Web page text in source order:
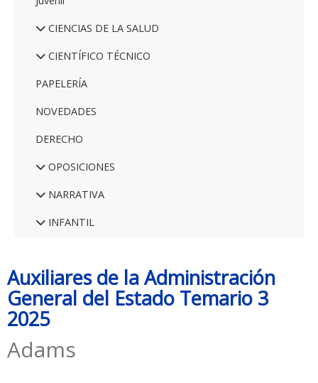
CIENCIAS DE LA SALUD
CIENTÍFICO TÉCNICO
PAPELERÍA
NOVEDADES
DERECHO
OPOSICIONES
NARRATIVA
INFANTIL
Auxiliares de la Administración
General del Estado Temario 3
2025
Adams